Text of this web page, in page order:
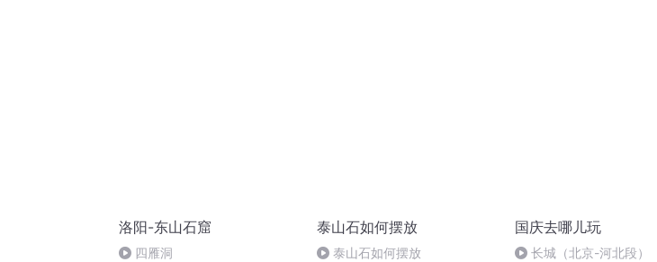
洛阳-东山石窟
四雁洞
泰山石如何摆放
泰山石如何摆放
国庆去哪儿玩
长城（北京-河北段）